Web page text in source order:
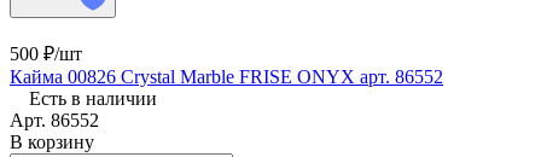
500 ₽/шт
Кайма 00826 Crystal Marble FRISE ONYX арт. 86552
Есть в наличии
Арт. 86552
В корзину